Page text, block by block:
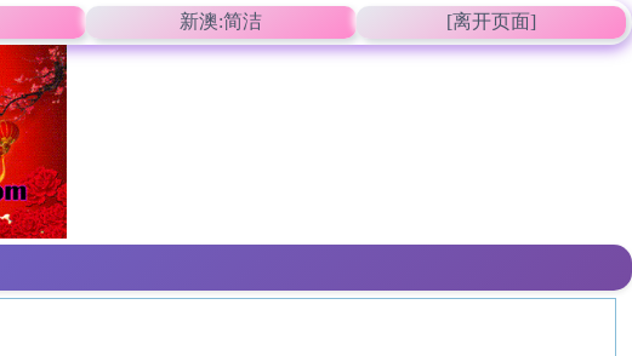
新澳:简洁 [离开页面]